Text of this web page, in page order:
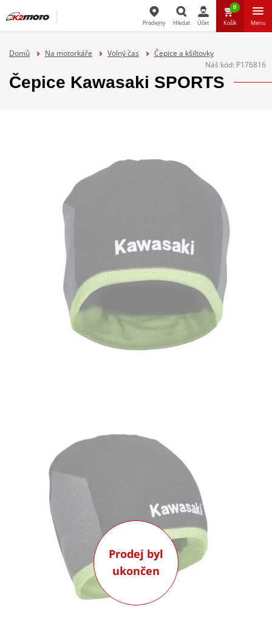
Prodejny Hledat Účet
0
Košík Menu
Domů Na motorkáře Volný čas
Čepice a kšiltovky
Náš kód: P176816
Čepice Kawasaki SPORTS
Prodej byl
ukončen